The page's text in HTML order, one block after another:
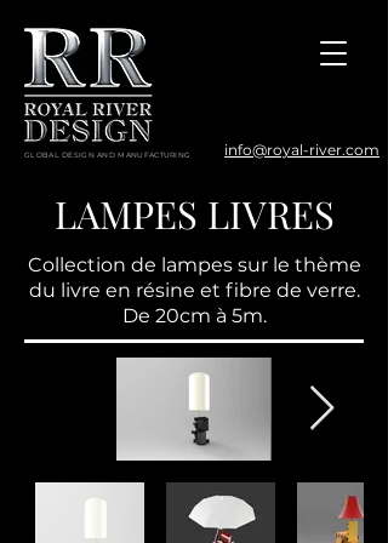
GLOBAL DESIGN AND MANUFACTURING info@royal-river.com
LAMPES LIVRES
Collection de lampes sur le thème
du livre en résine et fibre de verre.
De 20cm à 5m.